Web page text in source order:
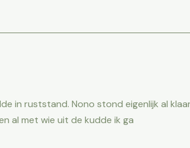
in ruststand. Nono stond eigenlijk al
al met wie uit de kudde ik ga